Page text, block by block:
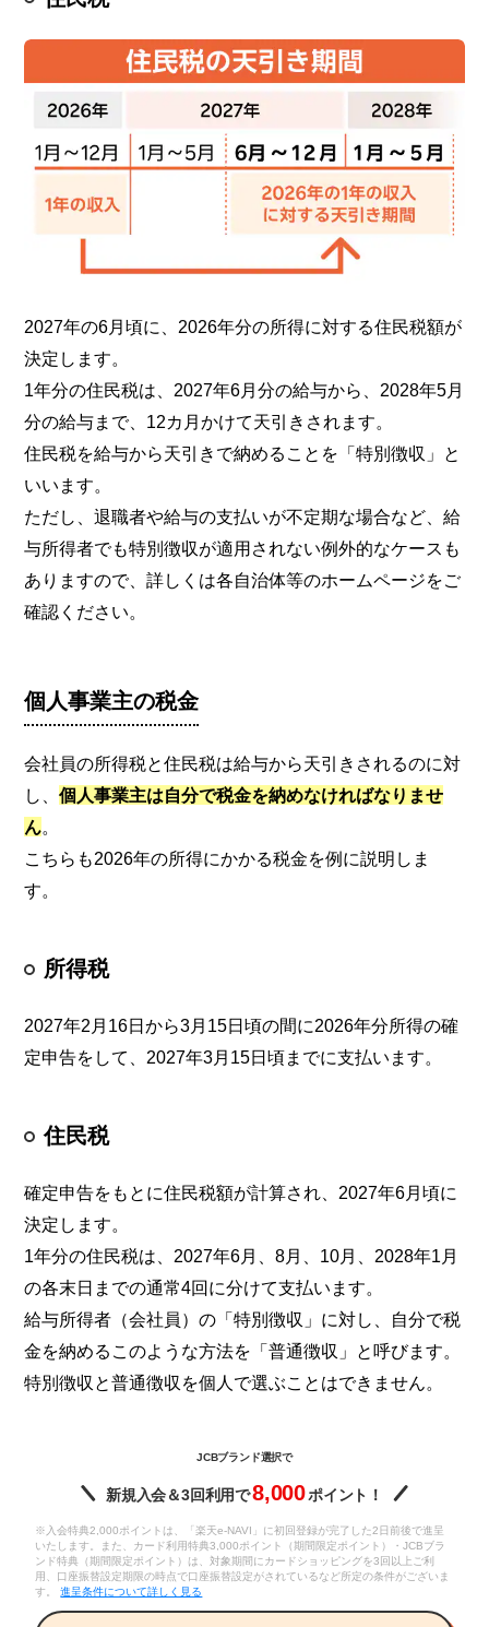
2027年の6月頃に、2026年分の所得に対する住民税額が
決定します。
1年分の住民税は、2027年6月分の給与から、2028年5月
分の給与まで、12カ月かけて天引きされます。
住民税を給与から天引きで納めることを「特別徴収」と
いいます。
ただし、退職者や給与の支払いが不定期な場合など、給
与所得者でも特別徴収が適用されない例外的なケースも
ありますので、詳しくは各自治体等のホームページをご
確認ください。
個人事業主の税金
会社員の所得税と住民税は給与から天引きされるのに対
し、個人事業主は自分で税金を納めなければなりませ
ん。
こちらも2026年の所得にかかる税金を例に説明しま
す。
所得税
2027年2月16日から3月15日頃の間に2026年分所得の確
定申告をして、2027年3月15日頃までに支払います。
住民税
確定申告をもとに住民税額が計算され、2027年6月頃に
決定します。
1年分の住民税は、2027年6月、8月、10月、2028年1月
の各末日までの通常4回に分けて支払います。
給与所得者（会社員）の「特別徴収」に対し、自分で税
金を納めるこのような方法を「普通徴収」と呼びます。
特別徴収と普通徴収を個人で選ぶことはできません。
JCBブランド選択で
新規入会＆3回利用で8,000ポイント！
※入会特典2,000ポイントは、「楽天e-NAVI」に初回登録が完了した2日前後で進呈
いたします。また、カード利用特典3,000ポイント（期間限定ポイント）・JCBブラ
ンド特典（期間限定ポイント）は、対象期間にカードショッピングを3回以上ご利
用、口座振替設定期限の時点で口座振替設定がされているなど所定の条件がございま
す。進呈条件について詳しく見る